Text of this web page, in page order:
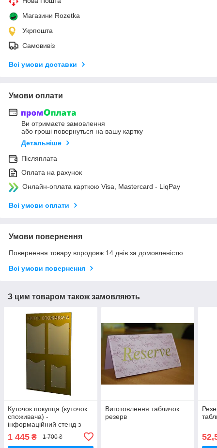
Магазини Rozetka
Укрпошта
Самовивіз
Всі умови доставки
Умови оплати
Ви отримаєте замовлення
або гроші повернуться на вашу картку
Детальніше
Післяплата
Оплата на рахунок
Онлайн-оплата карткою Visa, Mastercard - LiqPay
Всі умови оплати
Умови повернення
Повернення товару впродовж 14 днів за домовленістю
Всі умови повернення
З цим товаром також замовляють
Куточок покупця (куточок
споживача) -
інформаційний стенд з
1 445 ₴ 1 700 ₴
Виготовлення табличок
резерв